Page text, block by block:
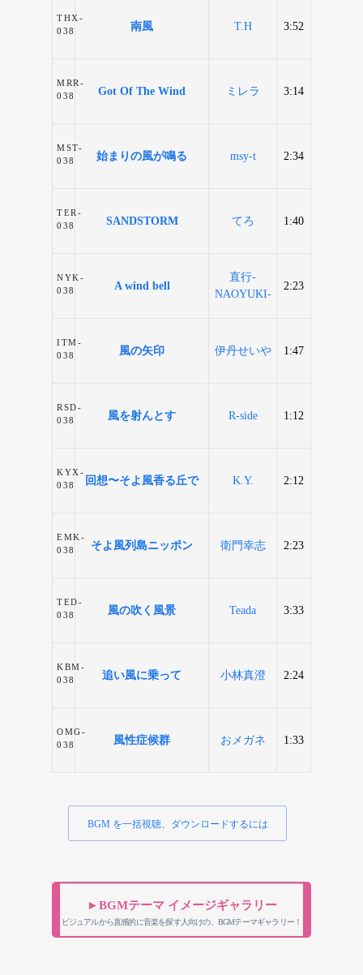
THX-
038
南風 T.H 3:52
MRR-
038
Got Of The Wind ミレラ 3:14
MST-
038
始まりの風が鳴る msy-t 2:34
TER-
038
SANDSTORM てろ 1:40
NYK-
038
A wind bell
直行-
NAOYUKI-
2:23
ITM-
038
風の矢印 伊丹せいや 1:47
RSD-
038
風を射んとす R-side 1:12
KYX-
038
回想〜そよ風香る丘で K.Y. 2:12
EMK-
038
そよ風列島ニッポン 衛門幸志 2:23
TED-
038
風の吹く風景 Teada 3:33
KBM-
038
追い風に乗って 小林真澄 2:24
OMG-
038
風性症候群 おメガネ 1:33
BGM を一括視聴、ダウンロードするには
►BGMテーマ イメージギャラリー
ビジュアルから直感的に音楽を探す人向けの、BGMテーマギャラリー！